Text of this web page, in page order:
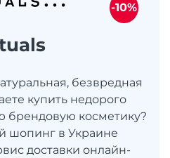
безвредная
купить недорого
брендовую косметику?
шопинг в Украине
доставки онлайн-
-10%